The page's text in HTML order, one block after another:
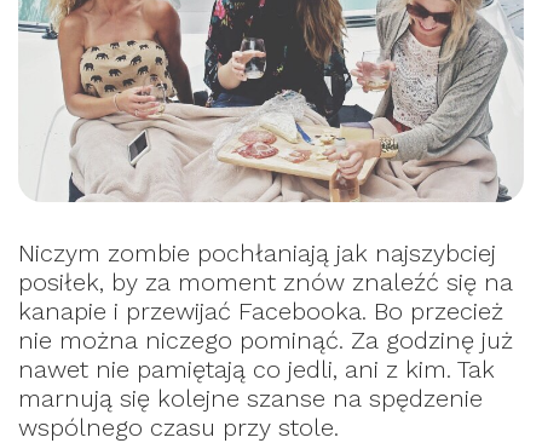
Niczym zombie pochłaniają jak najszybciej
posiłek, by za moment znów znaleźć się na
kanapie i przewijać Facebooka. Bo przecież
nie można niczego pominąć. Za godzinę już
nawet nie pamiętają co jedli, ani z kim. Tak
marnują się kolejne szanse na spędzenie
wspólnego czasu przy stole.